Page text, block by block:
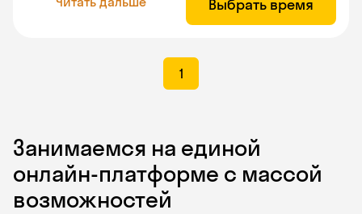
Выбрать время
1
Занимаемся на единой
онлайн-платформе с массой
возможностей